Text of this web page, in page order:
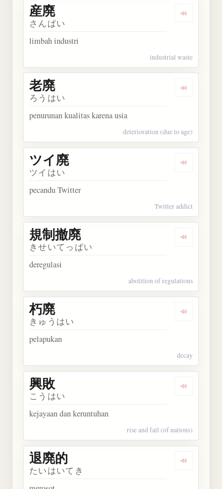
Dengarkan
産廃
さんぱい
limbah industri
industrial waste
Dengarkan
老廃
ろうはい
penurunan kualitas karena usia
deterioration (due to age)
Dengarkan
ツイ廃
ツイはい
pecandu Twitter
Twitter addict
Dengarkan
規制撤廃
きせいてっぱい
deregulasi
abolition of regulations
Dengarkan
朽廃
きゅうはい
pelapukan
decay
Dengarkan
興敗
こうはい
kejayaan dan keruntuhan
rise and fall (of nations)
Dengarkan
退廃的
たいはいてき